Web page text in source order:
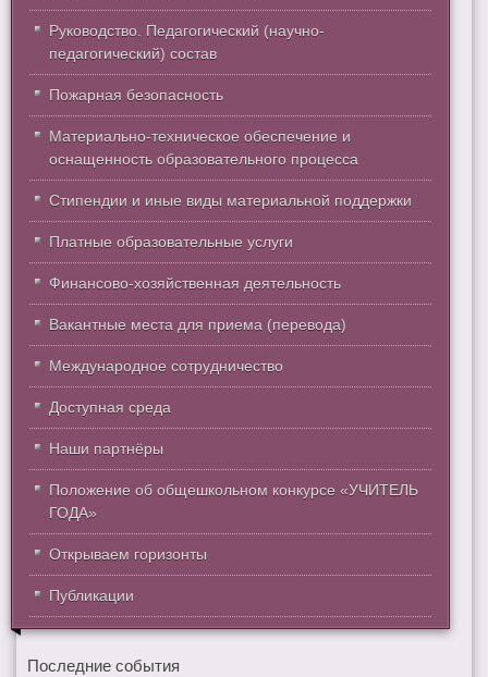
Руководство. Педагогический (научно-
педагогический) состав
Пожарная безопасность
Материально-техническое обеспечение и
оснащенность образовательного процесса
Стипендии и иные виды материальной поддержки
Платные образовательные услуги
Финансово-хозяйственная деятельность
Вакантные места для приема (перевода)
Международное сотрудничество
Доступная среда
Наши партнёры
Положение об общешкольном конкурсе «УЧИТЕЛЬ
ГОДА»
Открываем горизонты
Публикации
Последние события